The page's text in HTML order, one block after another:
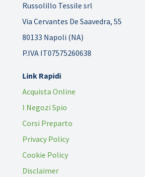
Russolillo Tessile srl
Via Cervantes De Saavedra, 55
80133 Napoli (NA)
P.IVA IT07575260638
Link Rapidi
Acquista Online
I Negozi Spio
Corsi Preparto
Privacy Policy
Cookie Policy
Disclaimer